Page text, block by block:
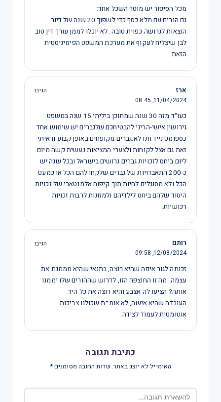
מכל הסיפור יש מוסר השכל אחד:
גם הורים עם מלא כסף כדי לשפוך 20 שנה של דיור
הוצאות לגרושה כפוית טובה. לא יוכלו לממן עורך דין טוב
לבן שיצליח לעקוף את מערכת המשפט הפימיניסטית
הזאת
ארז
הגיבו
11/04/2024,
08:45
כעו"ד מזה 30 שנה שמתוכן ביליתי 15 שנה במשפט
גירושין אישי-הריני להבטיחכם שלגברים יש שימוש אחד
כספומט נייד ותו לא.גברים מקופחים באופן קבוע וראיתי
זאת גם אצל לקוחות ולצערי המציאות נעשית קשה מיום
ליום ביחס לזכויות גברים גרושים בישראל ובכל שנה יש
כ-200 התאבדויות של גברים שלקחו להם הכל או כמעט
הכל ולא מסוגלים לחיות תוך קיפוח אלמנטארי של זכויות
היסוד שלהם ביחס לילדיהם ולמזונות לרבות זכויות
רכושיות.
רותם
הגיבו
12/08/2024,
09:58
זכותה לגור איפה שהיא רוצה, בתנאי שהיא מממנת את
עצמה. מה זו החוצפה הזו, לדרוש שההורים שלו יממנו
אותה? הציעו לה אצבע והיא רוצה את כל היד.
העובדה שהיא אישה, לא אומרת שכולנו צריכות
אוטומטית לעמוד לצידה.
כתיבת תגובה
האימייל לא יוצג באתר. שדות החובה מסומנים*